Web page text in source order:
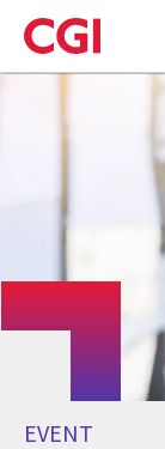
Skip
to
main
EVENT